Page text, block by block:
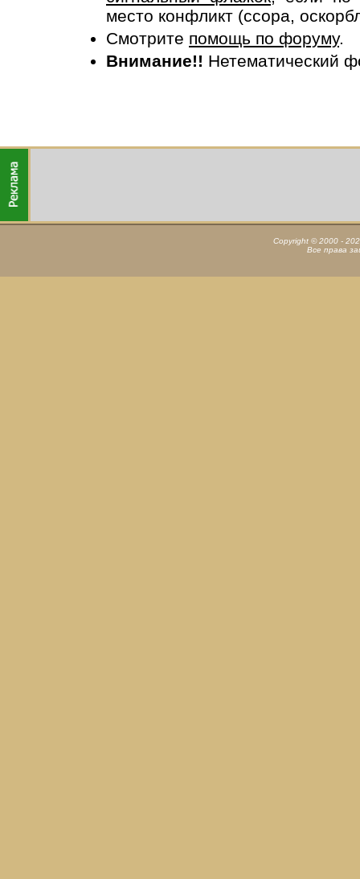
место конфликт (ссора,
Смотрите помощь по форуму.
Внимание!! Нетематический
Copyright © 2000 -
Все права